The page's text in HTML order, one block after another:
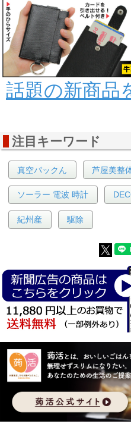
話題の新商品
注目キーワード
真空パックん 芦屋美整
ソーラー 電波 時計
紀州産 駆除